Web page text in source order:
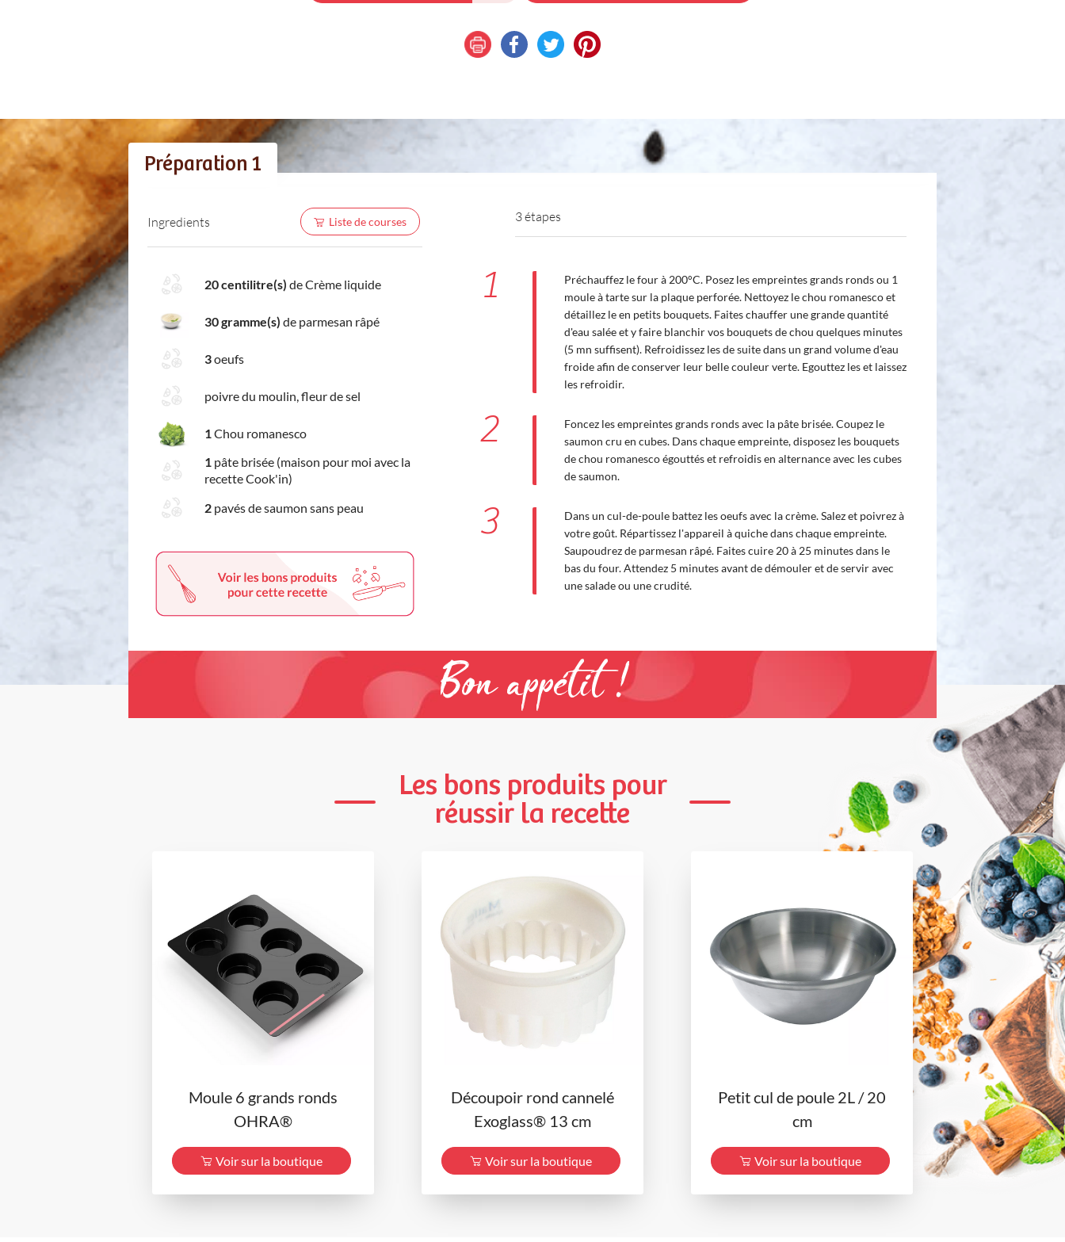
Préparation 1
Ingredients Liste de courses
20 centilitre(s) de Crème liquide
30 gramme(s) de parmesan râpé
3oeufs
poivre du moulin, fleur de sel
1 Chou romanesco
1 pâte brisée (maison pour moi avec la
recette Cook'in)
2 pavés de saumon sans peau
3 étapes
1
Préchauffez le four à 200°C. Posez les empreintes grands ronds ou 1
moule à tarte sur la plaque perforée. Nettoyez le chou romanesco et
détaillez le en petits bouquets. Faites chauffer une grande quantité
d'eau salée et y faire blanchir vos bouquets de chou quelques minutes
(5 mn suffisent). Refroidissez les de suite dans un grand volume d'eau
froide afin de conserver leur belle couleur verte. Egouttez les et laissez
les refroidir.
2
Foncez les empreintes grands ronds avec la pâte brisée. Coupez le
saumon cru en cubes. Dans chaque empreinte, disposez les bouquets
de chou romanesco égouttés et refroidis en alternance avec les cubes
de saumon.
3
Dans un cul-de-poule battez les oeufs avec la crème. Salez et poivrez à
votre goût. Répartissez l'appareil à quiche dans chaque empreinte.
Saupoudrez de parmesan râpé. Faites cuire 20 à 25 minutes dans le
bas du four. Attendez 5 minutes avant de démouler et de servir avec
une salade ou une crudité.
Bon appétit !
Les bons produits pour
réussir la recette
Moule 6 grands ronds
OHRA®
Voir sur la boutique
Découpoir rond cannelé
Exoglass® 13 cm
Voir sur la boutique
Petit cul de poule 2L / 20
cm
Voir sur la boutique